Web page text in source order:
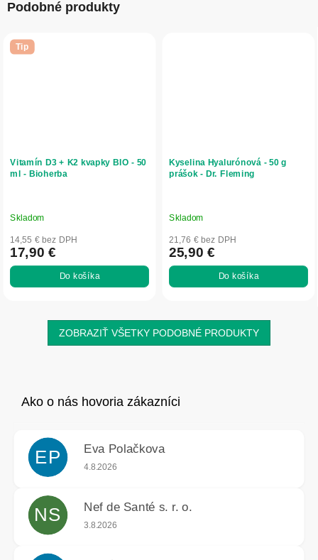
Podobné produkty
Tip
Vitamín D3 + K2 kvapky BIO - 50
ml - Bioherba
Skladom
14,55 € bez DPH
17,90 €
Do košíka
Kyselina Hyalurónová - 50 g
prášok - Dr. Fleming
Skladom
21,76 € bez DPH
25,90 €
Do košíka
ZOBRAZIŤ VŠETKY PODOBNÉ PRODUKTY
EP Eva Polačkova
Hodnotenie obchodu je 5 z 5 hviezdičiek.
4.8.2026
NS Nef de Santé s. r. o.
Hodnotenie obchodu je 5 z 5 hviezdičiek.
3.8.2026